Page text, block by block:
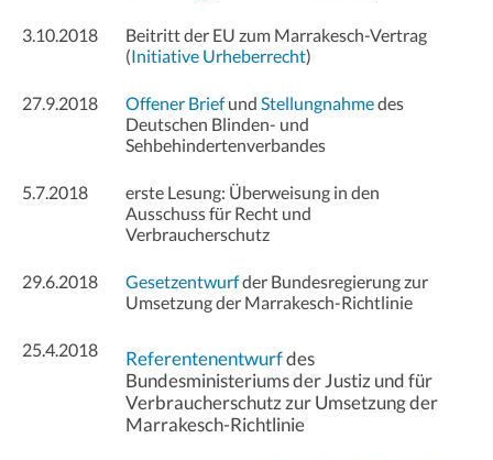
3.10.2018
Beitritt der EU zum Marrakesch-Vertrag
(Initiative Urheberrecht)
27.9.2018 Offener Briefund Stellungnahmedes
Deutschen Blinden- und
Sehbehindertenverbandes
5.7.2018
erste Lesung: Überweisung in den
Ausschuss für Recht und
Verbraucherschutz
29.6.2018 Gesetzentwurfder Bundesregierung zur
Umsetzung der Marrakesch-Richtlinie
25.4.2018 Referentenentwurfdes
Bundesministeriums der Justiz und für
Verbraucherschutz zur Umsetzung der
Marrakesch-Richtlinie